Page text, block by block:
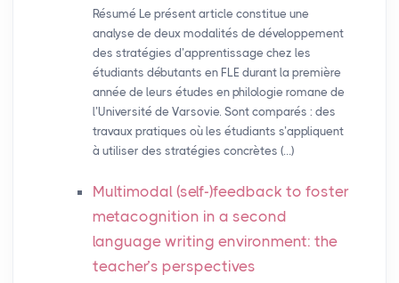
Résumé Le présent article constitue une
analyse de deux modalités de développement
des stratégies d’apprentissage chez les
étudiants débutants en FLE durant la première
année de leurs études en philologie romane de
l’Université de Varsovie. Sont comparés : des
travaux pratiques où les étudiants s’appliquent
à utiliser des stratégies concrètes (…)
Multimodal (self-)feedback to foster
metacognition in a second
language writing environment: the
teacher’s perspectives